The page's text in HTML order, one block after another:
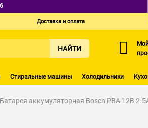
Доставка и оплата
НАЙТИ
Мой
Стиральные машины Холодильники
Батарея аккумуляторная Bosch PBA 12В